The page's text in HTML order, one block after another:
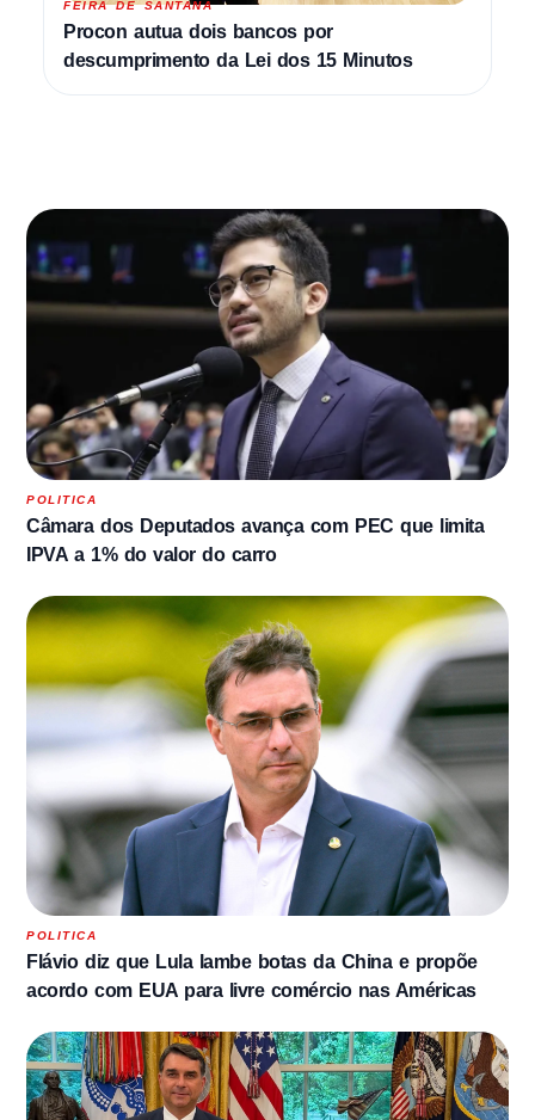
FEIRA DE SANTANA
Procon autua dois bancos por
descumprimento da Lei dos 15 Minutos
POLITICA
Câmara dos Deputados avança com PEC que limita
IPVA a 1% do valor do carro
POLITICA
Flávio diz que Lula lambe botas da China e propõe
acordo com EUA para livre comércio nas Américas